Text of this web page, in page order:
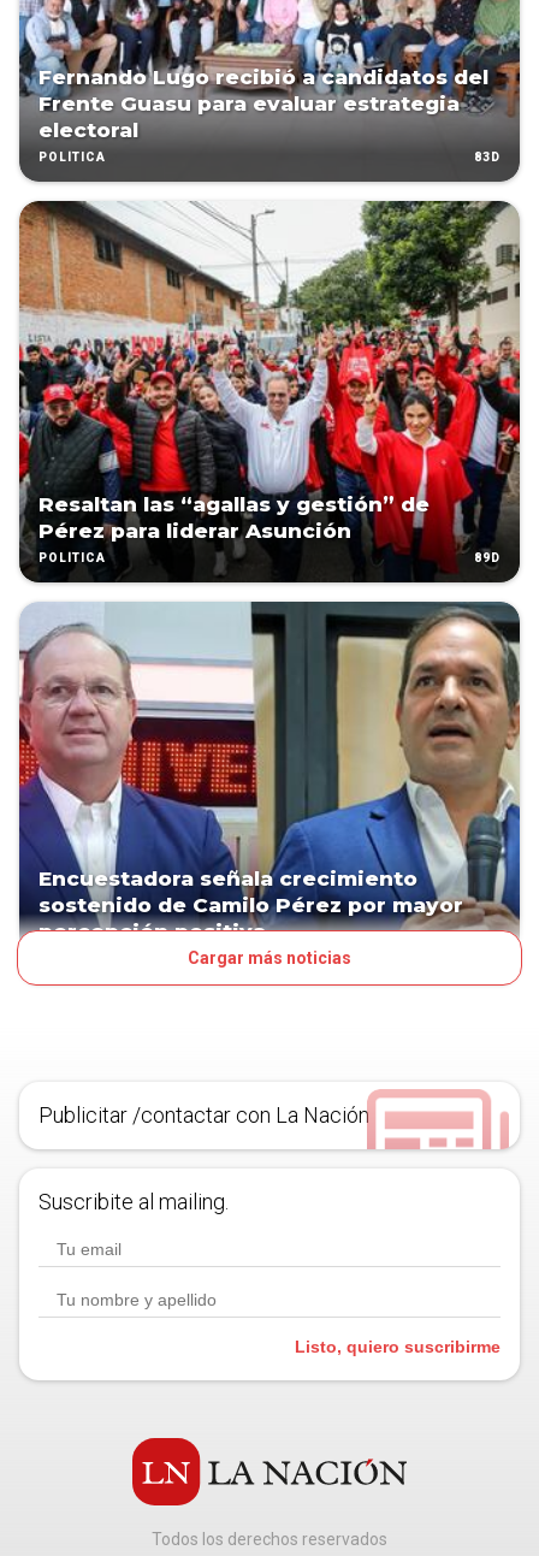
Fernando Lugo recibió a candidatos del
Frente Guasu para evaluar estrategia
electoral
POLÍTICA 83D
Resaltan las “agallas y gestión” de
Pérez para liderar Asunción
POLÍTICA 89D
Encuestadora señala crecimiento
sostenido de Camilo Pérez por mayor
percepción positiva
Cargar más noticias
Publicitar /contactar con La Nación
Suscribite al mailing.
Listo, quiero suscribirme
Todos los derechos reservados